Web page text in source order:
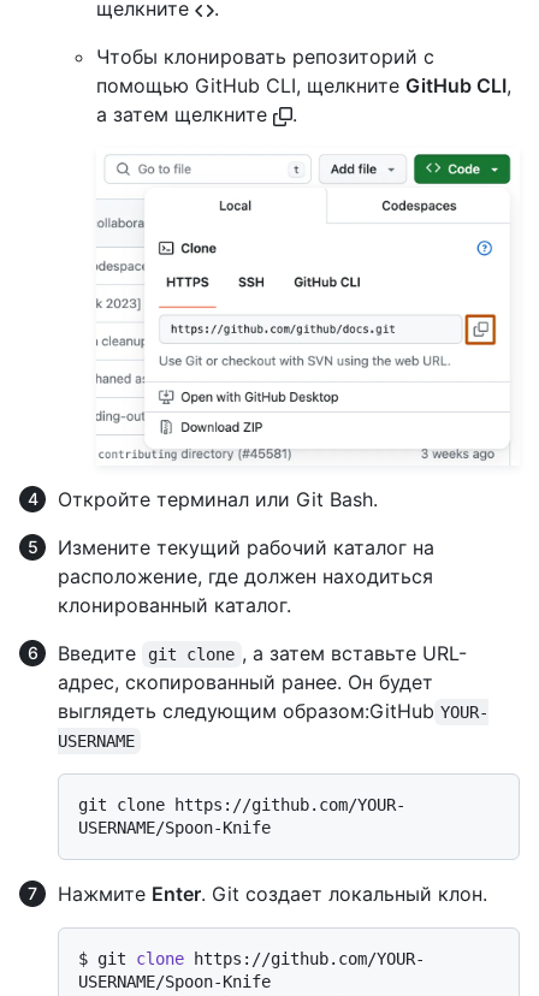
щелкните
.
Чтобы клонировать репозиторий с
помощью GitHub CLI, щелкните GitHub CLI,
а затем щелкните
.
Откройте терминал или Git Bash.
Измените текущий рабочий каталог на
расположение, где должен находиться
клонированный каталог.
Введите
git clone , а затем вставьте URL-
адрес, скопированный ранее. Он будет
выглядеть следующим образом:GitHub YOUR-
USERNAME
git clone https://github.com/YOUR-
Нажмите Enter. Git создает локальный клон.
$ git clone https://github.com/YOUR-
USERNAME/Spoon-Knife